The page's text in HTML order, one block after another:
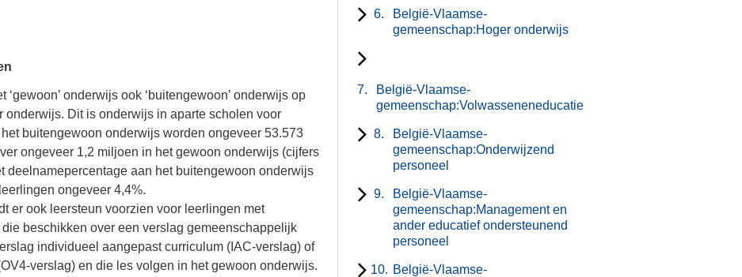
‘gewoon’ onderwijs ook ‘buitengewoon’ onderwijs op
onderwijs. Dit is onderwijs in aparte scholen voor
buitengewoon onderwijs worden ongeveer 53.573
ongeveer 1,2 miljoen in het gewoon onderwijs (cijfers
deelnamepercentage aan het buitengewoon onderwijs
ongeveer 4,4%.
er ook leersteun voorzien voor leerlingen met
beschikken over een verslag gemeenschappelijk
individueel aangepast curriculum (IAC-verslag) of
verslag) en die les volgen in het gewoon onderwijs.
6.
België-Vlaamse-
gemeenschap:Hoger onderwijs
7.
België-Vlaamse-
gemeenschap:Volwasseneneducatie
8.
België-Vlaamse-
gemeenschap:Onderwijzend
personeel
9.
België-Vlaamse-
gemeenschap:Management en
ander educatief ondersteunend
personeel
10. België-Vlaamse-